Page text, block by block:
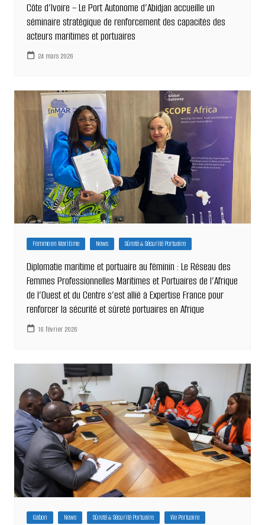
Côte d’Ivoire – Le Port Autonome d’Abidjan accueille un
séminaire stratégique de renforcement des capacités des
acteurs maritimes et portuaires
24 mars 2026
Femme en Maritime News Sûreté & Sécurité Portuaire
Diplomatie maritime et portuaire au féminin : Le Réseau des
Femmes Professionnelles Maritimes et Portuaires de l’Afrique
de l’Ouest et du Centre s’est allié à Expertise France pour
renforcer la sécurité et sûreté portuaires en Afrique
16 février 2026
Gabon News Sûreté & Sécurité Portuaire Vie Portuaire